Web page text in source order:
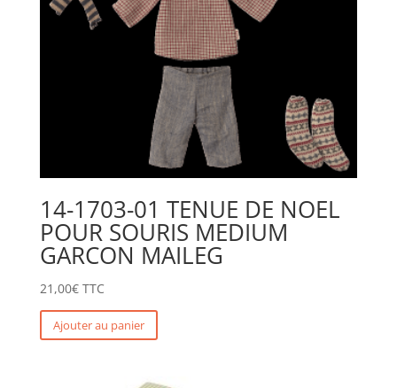
14-1703-01 TENUE DE NOEL
POUR SOURIS MEDIUM
GARCON MAILEG
21,00€ TTC
Ajouter au panier